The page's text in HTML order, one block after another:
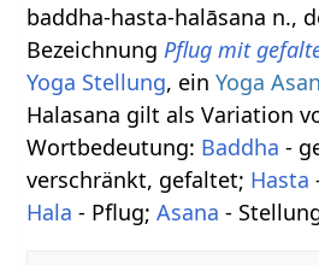
baddha-hasta-halāsana n.,
BezeichnungPflug mit
Yoga Stellung, einYoga
Halasana gilt als Variation
Wortbedeutung: Baddha -
verschränkt, gefaltet; Hasta
Hala - Pflug;Asana -